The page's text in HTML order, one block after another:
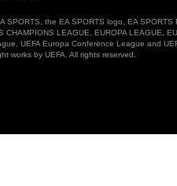
SPORTS, the EA SPORTS logo, EA
CHAMPIONS LEAGUE, EUROPA LEAGUE,
UEFA Europa Conference League and
works by UEFA. All rights reserved.